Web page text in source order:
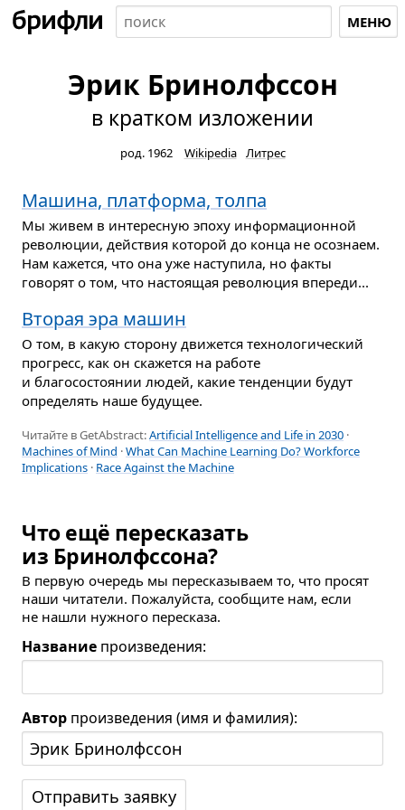
МЕНЮ
Эрик Бринолфссон
в кратком изложении
род. 1962 Wikipedia Литрес
Машина, платформа, толпа
Мы живем в интересную эпоху информационной
революции, действия которой до конца не осознаем.
Нам кажется, что она уже наступила, но факты
говорят о том, что настоящая революция впереди...
Вторая эра машин
О том, в какую сторону движется технологический
прогресс, как он скажется на работе
и благосостоянии людей, какие тенденции будут
определять наше будущее.
Читайте в GetAbstract:Artificial Intelligence and Life in 2030 ·
Machines of Mind ·What Can Machine Learning Do? Workforce
Implications · Race Against the Machine
Что ещё пересказать
из Бринолфссона?
В первую очередь мы пересказываем то, что просят
наши читатели. Пожалуйста, сообщите нам, если
не нашли нужного пересказа.
Название произведения:
Автор произведения (имя и фамилия):